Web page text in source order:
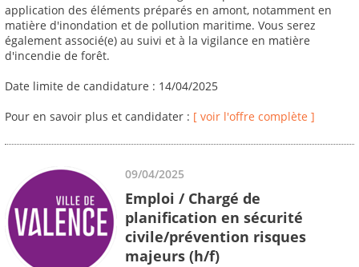
application des éléments préparés en amont, notamment en
matière d'inondation et de pollution maritime. Vous serez
également associé(e) au suivi et à la vigilance en matière
d'incendie de forêt.
Date limite de candidature : 14/04/2025
Pour en savoir plus et candidater : [ voir l'offre complète ]
09/04/2025
Emploi / Chargé de
planification en sécurité
civile/prévention risques
majeurs (h/f)